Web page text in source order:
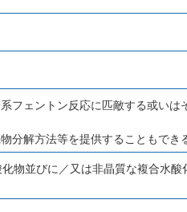
フェントン反応に匹敵する或いは
分解方法等を提供することもでき
物並びに／又は非晶質な複合水酸